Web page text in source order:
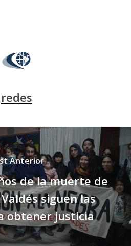
redes
Anterior
de la muerte de
siguen las
obtener justicia